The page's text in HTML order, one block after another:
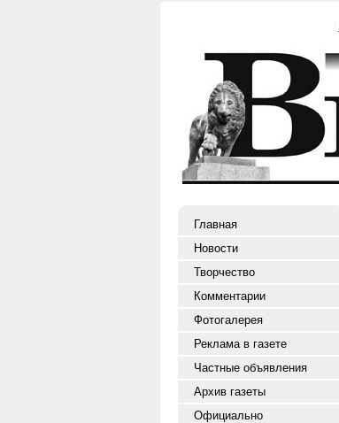
Главная
Новости
Творчество
Комментарии
Фотогалерея
Реклама в газете
Частные объявления
Архив газеты
Официально